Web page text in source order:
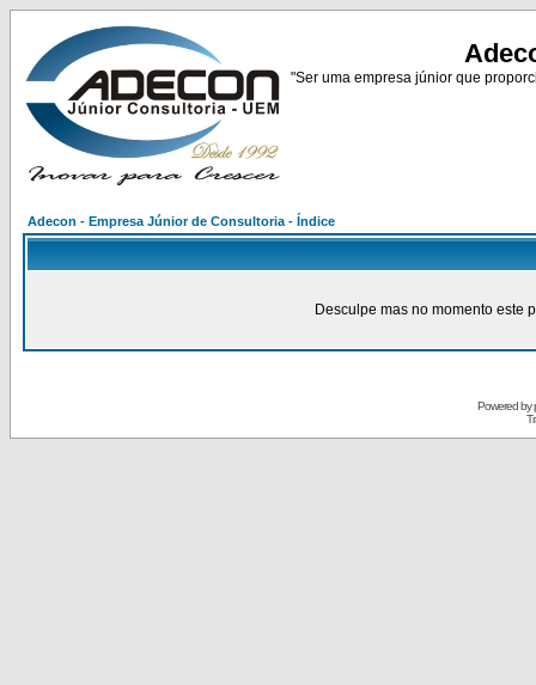
"Ser uma empresa júnior que
Adecon - Empresa Júnior de Consultoria - Índice
Desculpe mas no momento este
Powered by